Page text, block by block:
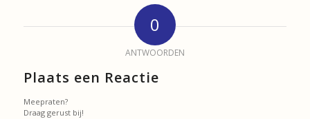
0
ANTWOORDEN
Plaats een Reactie
Meepraten?
Draag gerust bij!